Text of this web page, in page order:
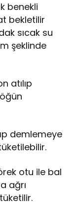
benekli
bekletilir
sıcak su
şeklinde
atılıp
demlemeye
otu ile bal
ağrı